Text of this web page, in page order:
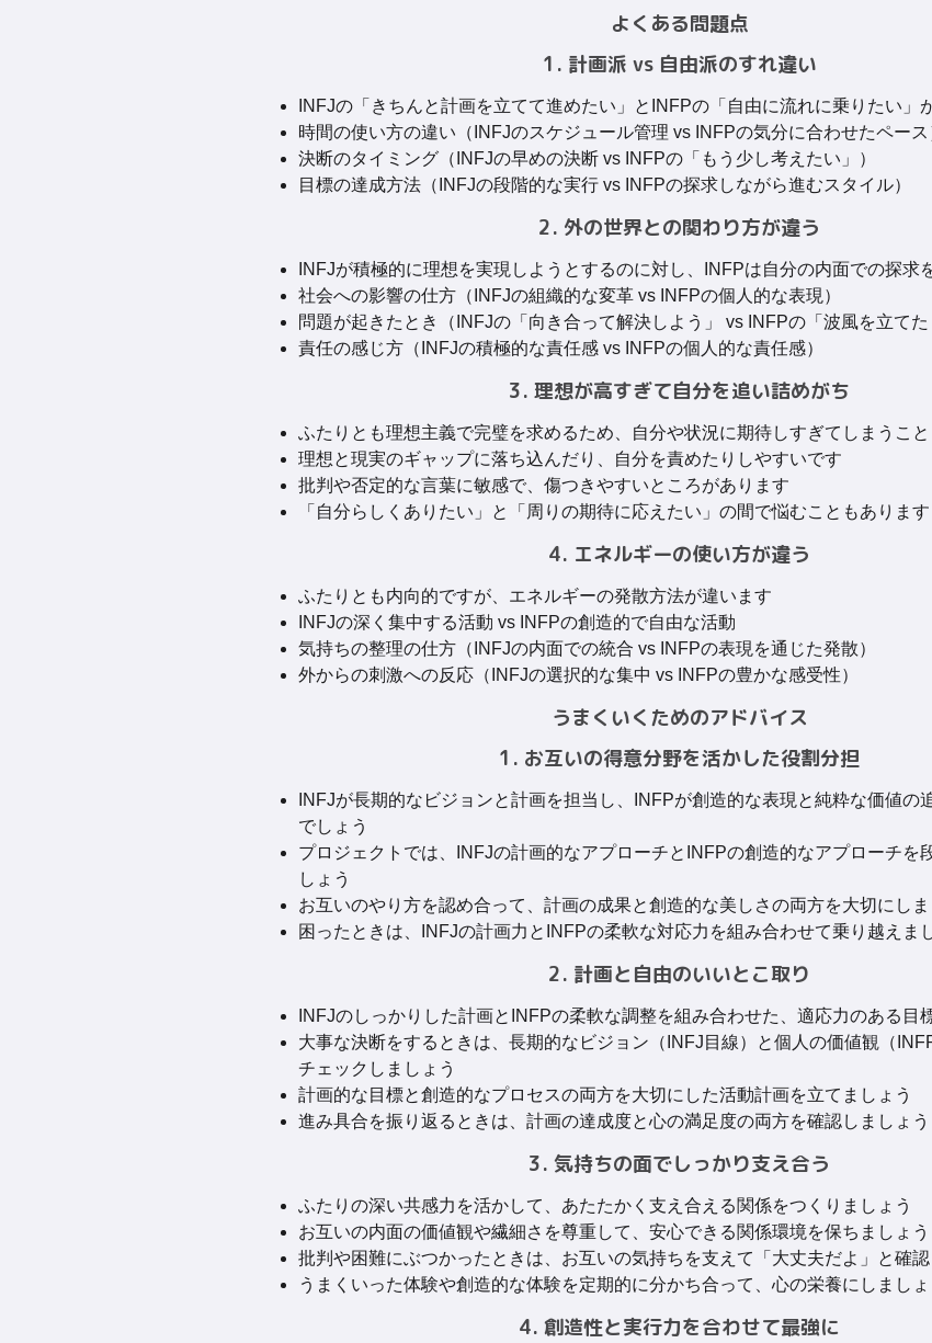
よくある問題点
1. 計画派 vs 自由派のすれ違い
INFJの「きちんと計画を立てて進めたい」とINFPの「自由に流れに乗りたい」
時間の使い方の違い（INFJのスケジュール管理 vs INFPの気分に合わせたペース
決断のタイミング（INFJの早めの決断 vs INFPの「もう少し考えたい」）
目標の達成方法（INFJの段階的な実行 vs INFPの探求しながら進むスタイル）
2. 外の世界との関わり方が違う
INFJが積極的に理想を実現しようとするのに対し、INFPは自分の内面での探求
社会への影響の仕方（INFJの組織的な変革 vs INFPの個人的な表現）
問題が起きたとき（INFJの「向き合って解決しよう」 vs INFPの「波風を立てた
責任の感じ方（INFJの積極的な責任感 vs INFPの個人的な責任感）
3. 理想が高すぎて自分を追い詰めがち
ふたりとも理想主義で完璧を求めるため、自分や状況に期待しすぎてしまうこと
理想と現実のギャップに落ち込んだり、自分を責めたりしやすいです
批判や否定的な言葉に敏感で、傷つきやすいところがあります
「自分らしくありたい」と「周りの期待に応えたい」の間で悩むこともあります
4. エネルギーの使い方が違う
ふたりとも内向的ですが、エネルギーの発散方法が違います
INFJの深く集中する活動 vs INFPの創造的で自由な活動
気持ちの整理の仕方（INFJの内面での統合 vs INFPの表現を通じた発散）
外からの刺激への反応（INFJの選択的な集中 vs INFPの豊かな感受性）
うまくいくためのアドバイス
1. お互いの得意分野を活かした役割分担
INFJが長期的なビジョンと計画を担当し、INFPが創造的な表現と純粋な価値の
でしょう
プロジェクトでは、INFJの計画的なアプローチとINFPの創造的なアプローチを
しょう
お互いのやり方を認め合って、計画の成果と創造的な美しさの両方を大切にしま
困ったときは、INFJの計画力とINFPの柔軟な対応力を組み合わせて乗り越えま
2. 計画と自由のいいとこ取り
INFJのしっかりした計画とINFPの柔軟な調整を組み合わせた、適応力のある目
大事な決断をするときは、長期的なビジョン（INFJ目線）と個人の価値観（
チェックしましょう
計画的な目標と創造的なプロセスの両方を大切にした活動計画を立てましょう
進み具合を振り返るときは、計画の達成度と心の満足度の両方を確認しましょう
3. 気持ちの面でしっかり支え合う
ふたりの深い共感力を活かして、あたたかく支え合える関係をつくりましょう
お互いの内面の価値観や繊細さを尊重して、安心できる関係環境を保ちましょう
批判や困難にぶつかったときは、お互いの気持ちを支えて「大丈夫だよ」と確認
うまくいった体験や創造的な体験を定期的に分かち合って、心の栄養にしましょ
4. 創造性と実行力を合わせて最強に